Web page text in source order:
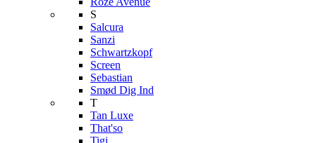
S
Salcura
Sanzi
Schwartzkopf
Screen
Sebastian
Smød Dig Ind
T
Tan Luxe
That'so
Tigi